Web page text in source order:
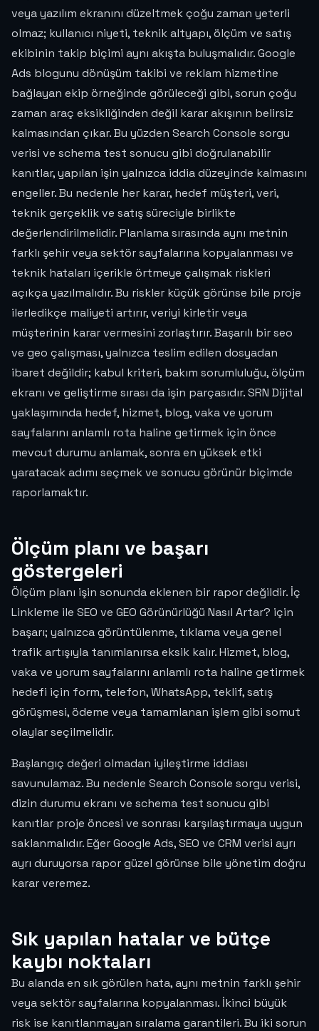
veya yazılım ekranını düzeltmek çoğu zaman yeterli
olmaz; kullanıcı niyeti, teknik altyapı, ölçüm ve satış
ekibinin takip biçimi aynı akışta buluşmalıdır. Google
Ads blogunu dönüşüm takibi ve reklam hizmetine
bağlayan ekip örneğinde görüleceği gibi, sorun çoğu
zaman araç eksikliğinden değil karar akışının belirsiz
kalmasından çıkar. Bu yüzden Search Console sorgu
verisi ve schema test sonucu gibi doğrulanabilir
kanıtlar, yapılan işin yalnızca iddia düzeyinde kalmasını
engeller. Bu nedenle her karar, hedef müşteri, veri,
teknik gerçeklik ve satış süreciyle birlikte
değerlendirilmelidir. Planlama sırasında aynı metnin
farklı şehir veya sektör sayfalarına kopyalanması ve
teknik hataları içerikle örtmeye çalışmak riskleri
açıkça yazılmalıdır. Bu riskler küçük görünse bile proje
ilerledikçe maliyeti artırır, veriyi kirletir veya
müşterinin karar vermesini zorlaştırır. Başarılı bir seo
ve geo çalışması, yalnızca teslim edilen dosyadan
ibaret değildir; kabul kriteri, bakım sorumluluğu, ölçüm
ekranı ve geliştirme sırası da işin parçasıdır. SRN Dijital
yaklaşımında hedef, hizmet, blog, vaka ve yorum
sayfalarını anlamlı rota haline getirmek için önce
mevcut durumu anlamak, sonra en yüksek etki
yaratacak adımı seçmek ve sonucu görünür biçimde
raporlamaktır.
Ölçüm planı ve başarı
göstergeleri
Ölçüm planı işin sonunda eklenen bir rapor değildir. İç
Linkleme ile SEO ve GEO Görünürlüğü Nasıl Artar? için
başarı; yalnızca görüntülenme, tıklama veya genel
trafik artışıyla tanımlanırsa eksik kalır. Hizmet, blog,
vaka ve yorum sayfalarını anlamlı rota haline getirmek
hedefi için form, telefon, WhatsApp, teklif, satış
görüşmesi, ödeme veya tamamlanan işlem gibi somut
olaylar seçilmelidir.
Başlangıç değeri olmadan iyileştirme iddiası
savunulamaz. Bu nedenle Search Console sorgu verisi,
dizin durumu ekranı ve schema test sonucu gibi
kanıtlar proje öncesi ve sonrası karşılaştırmaya uygun
saklanmalıdır. Eğer Google Ads, SEO ve CRM verisi ayrı
ayrı duruyorsa rapor güzel görünse bile yönetim doğru
karar veremez.
Sık yapılan hatalar ve bütçe
kaybı noktaları
Bu alanda en sık görülen hata, aynı metnin farklı şehir
veya sektör sayfalarına kopyalanması. İkinci büyük
risk ise kanıtlanmayan sıralama garantileri. Bu iki sorun